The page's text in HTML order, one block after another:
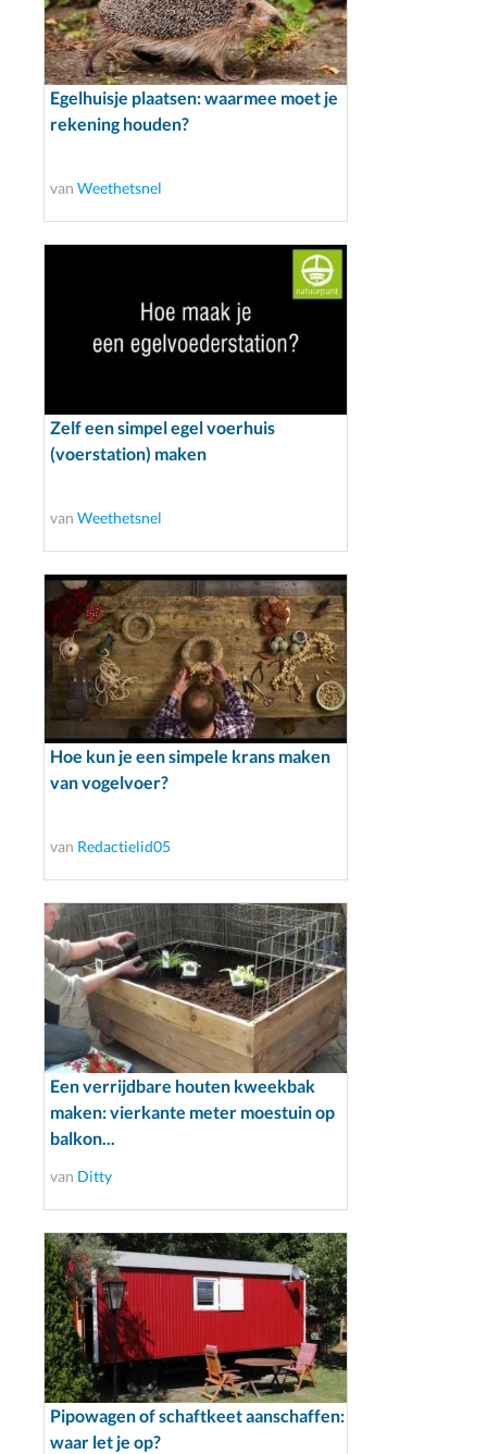
Egelhuisje plaatsen: waarmee moet je
rekening houden?
van Weethetsnel
Zelf een simpel egel voerhuis
(voerstation) maken
van Weethetsnel
Hoe kun je een simpele krans maken
van vogelvoer?
van Redactielid05
Een verrijdbare houten kweekbak
maken: vierkante meter moestuin op
balkon...
van Ditty
Pipowagen of schaftkeet aanschaffen:
waar let je op?